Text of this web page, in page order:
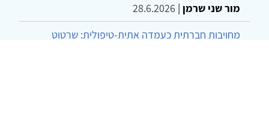
מור שני שרמן |
28.6.2026
מחויבות חברתית כעמדה אתית-טיפולית: שרטוט